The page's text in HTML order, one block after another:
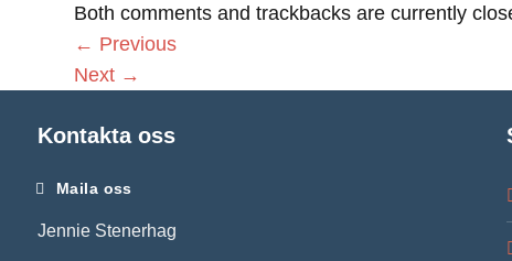
Both comments and trackbacks are currently
← Previous
Next →
Kontakta oss
Maila oss
Jennie Stenerhag